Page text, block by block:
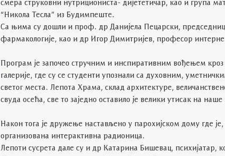
смера струковни нутрициониста- дијететичар, као и група
“Никола Тесла” из Будимпеште.
Са њима су дошли и проф. др Данијела Пецарски,
фармакологије, као и др Игор Димитријев, професор
Програм је започео стручним и инспиративним вођењем
галерије, где су се студенти упознали са духовним,
светог места. Лепота Храма, склад архитектуре,
свуда осећа, све то заједно оставило је велики утисак на наше
Након тога је дружење настављено у парохијском дому где
организована интерактивна радионица.
Лепоти сусрета дале су и др Катарина Бишевац, психијатар,